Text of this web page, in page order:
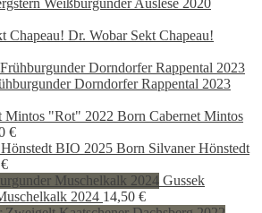
€.
Dr. Wobar Sekt Chapeau!
Dorndorfer Rappental 2023
Born Cabernet Mintos
€
Born Silvaner Hönstedt
€
Gussek
2024 14,50 €